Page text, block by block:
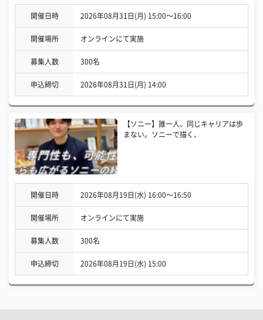
開催日時 2026年08月31日(月) 15:00〜16:00
開催場所 オンラインにて実施
募集人数 300名
申込締切 2026年08月31日(月) 14:00
【ソニー】誰一人、同じキャリアは歩
まない。ソニーで描く、
開催日時 2026年08月19日(水) 16:00〜16:50
開催場所 オンラインにて実施
募集人数 300名
申込締切 2026年08月19日(水) 15:00